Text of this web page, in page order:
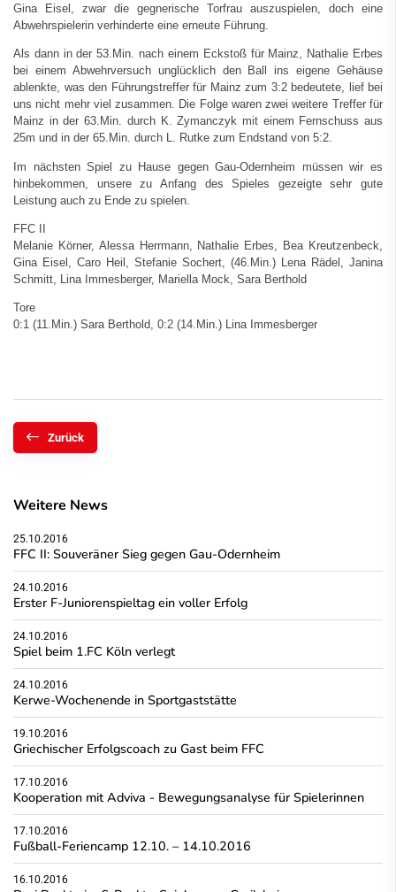
Gina Eisel, zwar die gegnerische Torfrau auszuspielen, doch eine
Abwehrspielerin verhinderte eine erneute Führung.
Als dann in der 53.Min. nach einem Eckstoß für Mainz, Nathalie Erbes
bei einem Abwehrversuch unglücklich den Ball ins eigene Gehäuse
ablenkte, was den Führungstreffer für Mainz zum 3:2 bedeutete, lief bei
uns nicht mehr viel zusammen. Die Folge waren zwei weitere Treffer für
Mainz in der 63.Min. durch K. Zymanczyk mit einem Fernschuss aus
25m und in der 65.Min. durch L. Rutke zum Endstand von 5:2.
Im nächsten Spiel zu Hause gegen Gau-Odernheim müssen wir es
hinbekommen, unsere zu Anfang des Spieles gezeigte sehr gute
Leistung auch zu Ende zu spielen.
FFC II
Melanie Körner, Alessa Herrmann, Nathalie Erbes, Bea Kreutzenbeck,
Gina Eisel, Caro Heil, Stefanie Sochert, (46.Min.) Lena Rädel, Janina
Schmitt, Lina Immesberger, Mariella Mock, Sara Berthold
Tore
0:1 (11.Min.) Sara Berthold, 0:2 (14.Min.) Lina Immesberger
Zurück
Weitere News
25.10.2016
FFC II: Souveräner Sieg gegen Gau-Odernheim
24.10.2016
Erster F-Juniorenspieltag ein voller Erfolg
24.10.2016
Spiel beim 1.FC Köln verlegt
24.10.2016
Kerwe-Wochenende in Sportgaststätte
19.10.2016
Griechischer Erfolgscoach zu Gast beim FFC
17.10.2016
Kooperation mit Adviva - Bewegungsanalyse für Spielerinnen
17.10.2016
Fußball-Feriencamp 12.10. – 14.10.2016
16.10.2016